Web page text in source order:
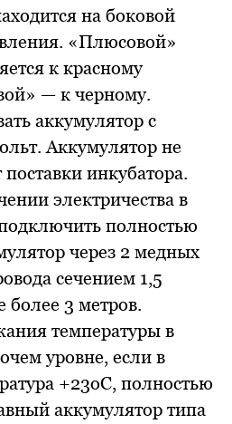
на боковой
«Плюсовой»
к красному
— к черному.
аккумулятор с
Аккумулятор не
инкубатора.
электричества в
полностью
через 2 медных
сечением 1,5
3 метров.
температуры в
уровне, если в
+23оС, полностью
аккумулятор типа